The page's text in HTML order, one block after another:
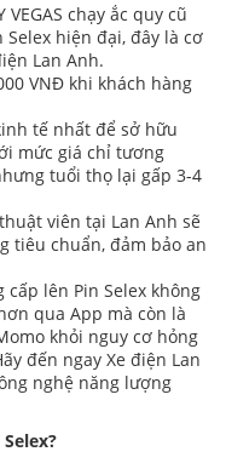
chạy ắc quy cũ
hiện đại, đây là cơ
Lan Anh.
VNĐ khi khách hàng
tế nhất để sở hữu
mức giá chỉ tương
tuổi thọ lại gấp 3-4
viên tại Lan Anh sẽ
tiêu chuẩn, đảm bảo an
lên Pin Selex không
qua App mà còn là
khỏi nguy cơ hỏng
đến ngay Xe điện Lan
nghệ năng lượng